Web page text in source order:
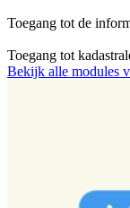
Toegang tot de
Toegang tot
Bekijk alle modules